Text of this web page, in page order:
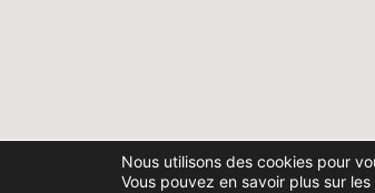
Nous utilisons des cookies pour
Vous pouvez en savoir plus sur